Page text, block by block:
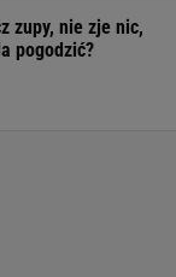
zupy, nie zje nic,
pogodzić?